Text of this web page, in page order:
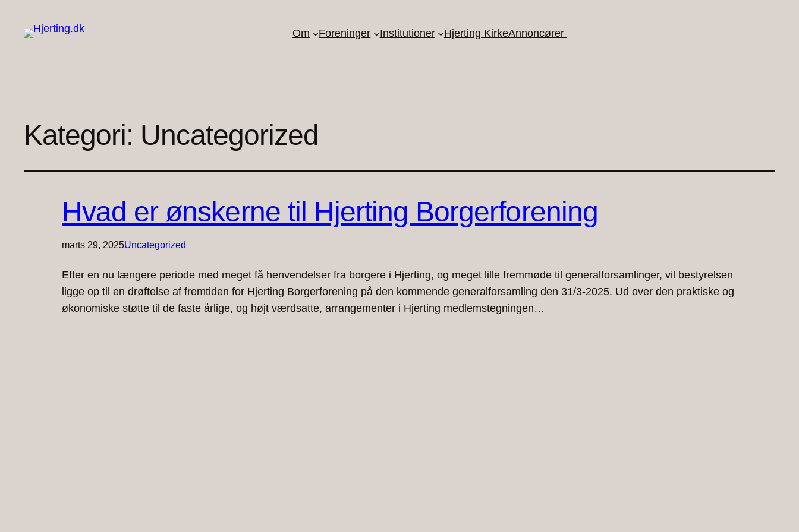
Om Foreninger Institutioner Hjerting KirkeAnnoncører
Kategori: Uncategorized
Hvad er ønskerne til Hjerting Borgerforening
marts 29, 2025Uncategorized
Efter en nu længere periode med meget få henvendelser fra borgere i Hjerting, og meget lille fremmøde til generalforsamlinger, vil bestyrelsen
ligge op til en drøftelse af fremtiden for Hjerting Borgerforening på den kommende generalforsamling den 31/3-2025. Ud over den praktiske og
økonomiske støtte til de faste årlige, og højt værdsatte, arrangementer i Hjerting medlemstegningen…